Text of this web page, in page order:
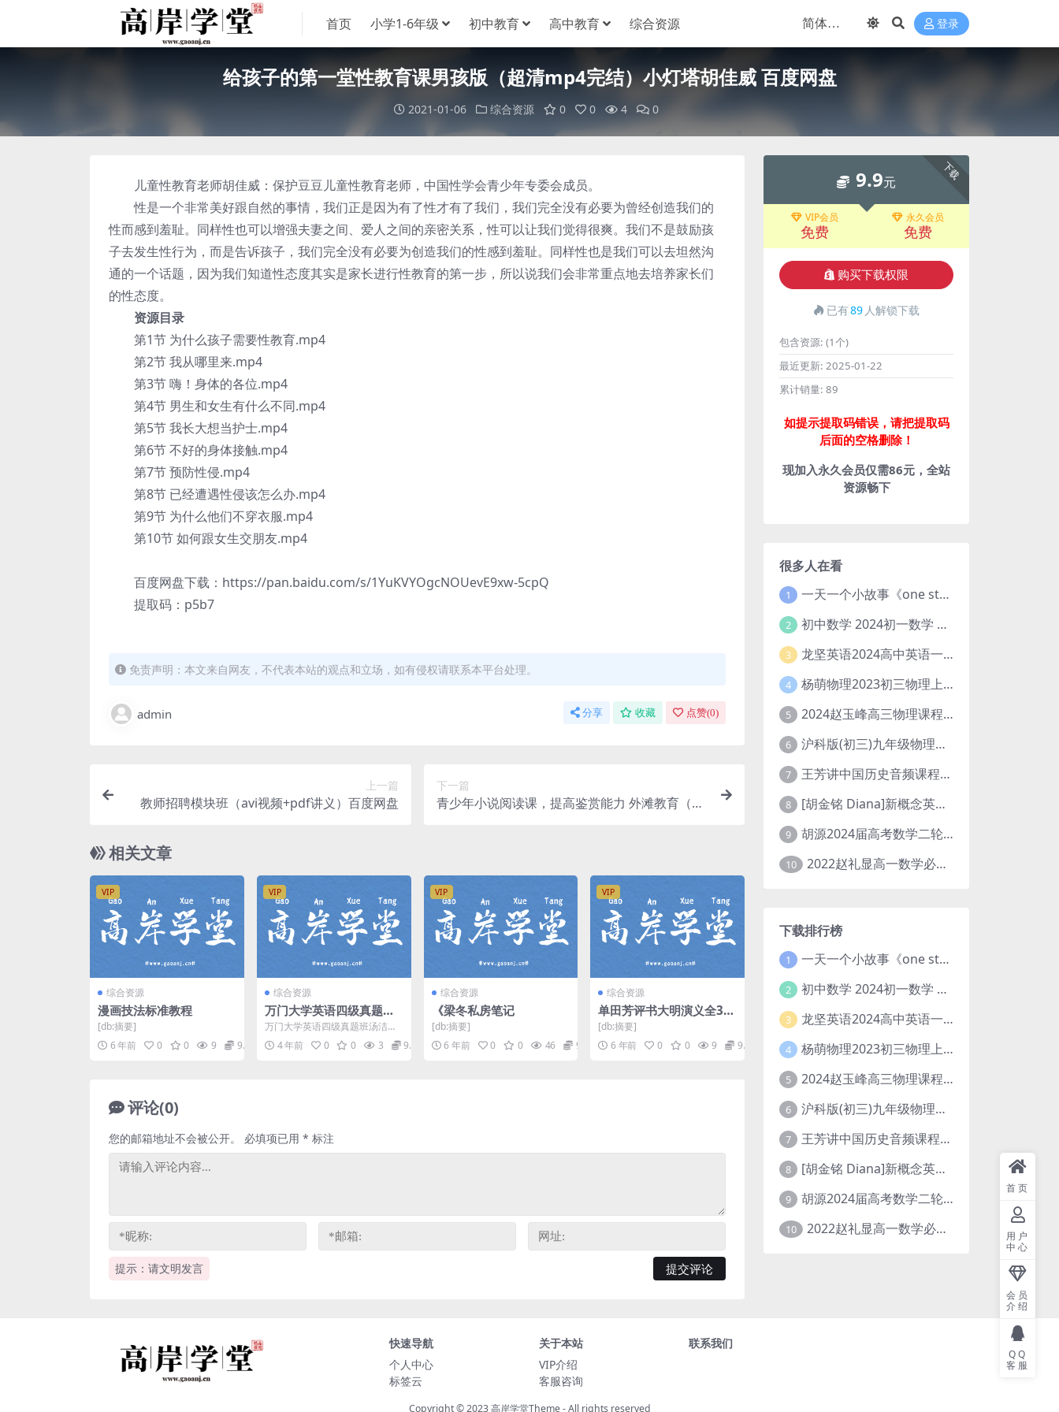
首页 小学1-6年级 初中教育 高中教育 综合资源 登录
给孩子的第一堂性教育课男孩版（超清mp4完结）小灯塔胡佳威 百度网盘
2021-01-06 综合资源 0 0 4 0
儿童性教育老师胡佳威：保护豆豆儿童性教育老师，中国性学会青少年专委会成员。
性是一个非常美好跟自然的事情，我们正是因为有了性才有了我们，我们完全没有必要为曾经创造我们的
性而感到羞耻。同样性也可以增强夫妻之间、爱人之间的亲密关系，性可以让我们觉得很爽。我们不是鼓励孩
子去发生性行为，而是告诉孩子，我们完全没有必要为创造我们的性感到羞耻。同样性也是我们可以去坦然沟
通的一个话题，因为我们知道性态度其实是家长进行性教育的第一步，所以说我们会非常重点地去培养家长们
的性态度。
资源目录
第1节 为什么孩子需要性教育.mp4
第2节 我从哪里来.mp4
第3节 嗨！身体的各位.mp4
第4节 男生和女生有什么不同.mp4
第5节 我长大想当护士.mp4
第6节 不好的身体接触.mp4
第7节 预防性侵.mp4
第8节 已经遭遇性侵该怎么办.mp4
第9节 为什么他们不穿衣服.mp4
第10节 如何跟女生交朋友.mp4
百度网盘下载：https://pan.baidu.com/s/1YuKVYOgcNOUevE9xw-5cpQ
提取码：p5b7
免责声明：本文来自网友，不代表本站的观点和立场，如有侵权请联系本平台处理。
admin 分享 收藏 点赞(0)
上一篇
教师招聘模块班（avi视频+pdf讲义）百度网盘
下一篇
青少年小说阅读课，提高鉴赏能力 外滩教育（m
相关文章
VIP
综合资源
漫画技法标准教程
[db:摘要]
6 年前
0 0 9 9.9
VIP
综合资源
万门大学英语四级真题班
汤洁 百度网盘分享
万门大学英语四级真题班汤洁，
百度网盘英语四级课程11.6G高
清视频。资源目录万门...
4 年前 0 0 3 9.9
VIP
综合资源
《梁冬私房笔记
[db:摘要]
6 年前
0 0 46 9.9
VIP
综合资源
单田芳评书大明演义全31
2回 mp3音频 百度网盘
[db:摘要]
6 年前
0 0 9 9.9
评论(0)
提示：请文明发言
您的邮箱地址不会被公开。 必填项已用 * 标注
下载
9.9元
VIP会员
免费
永久会员
免费
购买下载权限
已有89 人解锁下载
包含资源: (1个)
最近更新: 2025-01-22
累计销量: 89
如提示提取码错误，请把提取码
后面的空格删除！
现加入永久会员仅需86元，全站
资源畅下
很多人在看
1 一天一个小故事《one story a day》初中版 百度网盘分享下载
2 初中数学 2024初一数学 朱韬数学 S班春季下 A+班春季下 百度云网盘
3 龙坚英语2024高中英语一轮系统班(全国卷+北京卷)
4 杨萌物理2023初三物理上秋季A+班(视频+讲义) 百度网盘分享
5 2024赵玉峰高三物理课程24年高考物理一轮复习网课教程
6 沪科版(初三)九年级物理全一册网课教学视频全集(录播版 杜春雨 66讲)
7 王芳讲中国历史音频课程全集(上下五千年)
8 [胡金铭 Diana]新概念英语第1册教学视频课程(全集 百度网盘下载)
9 胡源2024届高考数学二轮寒假春季精讲 百度网盘分享
10 2022赵礼显高一数学必修一课程视频资源(秋季班 含讲义)百度网盘云
下载排行榜
1 一天一个小故事《one story a day》初中版 百度网盘分享下载
2 初中数学 2024初一数学 朱韬数学 S班春季下 A+班春季下 百度云网盘
3 龙坚英语2024高中英语一轮系统班(全国卷+北京卷)
4 杨萌物理2023初三物理上秋季A+班(视频+讲义) 百度网盘分享
5 2024赵玉峰高三物理课程24年高考物理一轮复习网课教程
6 沪科版(初三)九年级物理全一册网课教学视频全集(录播版 杜春雨 66讲)
7 王芳讲中国历史音频课程全集(上下五千年)
8 [胡金铭 Diana]新概念英语第1册教学视频课程(全集 百度网盘下载)
9 胡源2024届高考数学二轮寒假春季精讲 百度网盘分享
10 2022赵礼显高一数学必修一课程视频资源(秋季班 含讲义)百度网盘云
快速导航
个人中心
标签云
关于本站
VIP介绍
客服咨询
联系我们
Copyright © 2023高岸学堂Theme- All rights reserved
首页
用户
中心
会员
介绍
QQ
客服